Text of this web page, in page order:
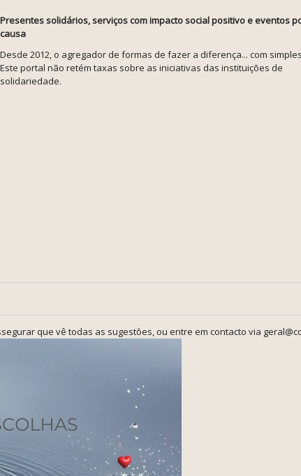
Presentes solidários, serviços com impacto social positivo e eventos
causa
Desde 2012, o agregador de formas de fazer a diferença... com
Este portal não retém taxas sobre as iniciativas das instituições de
solidariedade.
que vê todas as sugestões, ou entre em contacto via